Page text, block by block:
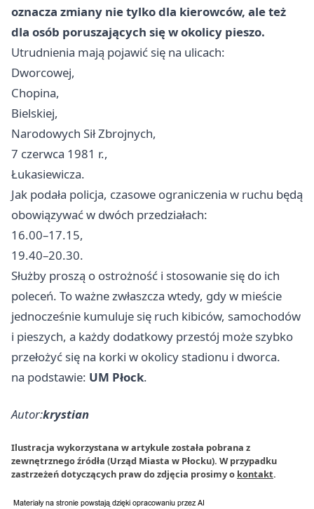
oznacza zmiany nie tylko dla kierowców, ale też
dla osób poruszających się w okolicy pieszo.
Utrudnienia mają pojawić się na ulicach:
Dworcowej,
Chopina,
Bielskiej,
Narodowych Sił Zbrojnych,
7 czerwca 1981 r.,
Łukasiewicza.
Jak podała policja, czasowe ograniczenia w ruchu będą
obowiązywać w dwóch przedziałach:
16.00–17.15,
19.40–20.30.
Służby proszą o ostrożność i stosowanie się do ich
poleceń. To ważne zwłaszcza wtedy, gdy w mieście
jednocześnie kumuluje się ruch kibiców, samochodów
i pieszych, a każdy dodatkowy przestój może szybko
przełożyć się na korki w okolicy stadionu i dworca.
na podstawie: UM Płock.
Autor:krystian
Ilustracja wykorzystana w artykule została pobrana z
zewnętrznego źródła (Urząd Miasta w Płocku). W przypadku
zastrzeżeń dotyczących praw do zdjęcia prosimy o kontakt.